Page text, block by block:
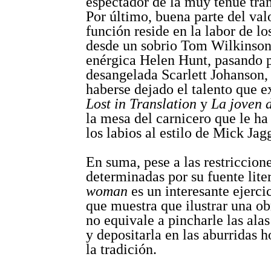
Por último, buena parte del
función reside en la labor de
desde un sobrio Tom
enérgica Helen Hunt, pasando
desangelada Scarlett
haberse dejado el talento que
Lost in Translation y La joven
la mesa del carnicero que le
los labios al estilo de Mick
En suma, pese a las
determinadas por su fuente
woman es un interesante
que muestra que ilustrar una
no equivale a pincharle las
y depositarla en las aburridas
la tradición.